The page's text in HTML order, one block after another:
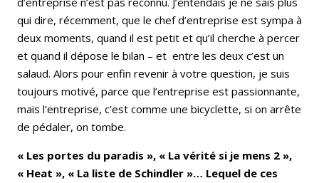
qui dire, récemment, que le chef d’entreprise est sympa à
deux moments, quand il est petit et qu’il cherche à percer
et quand il dépose le bilan – et entre les deux c’est un
salaud. Alors pour enfin revenir à votre question, je suis
toujours motivé, parce que l’entreprise est passionnante,
mais l’entreprise, c’est comme une bicyclette, si on arrête
de pédaler, on tombe.
« Les portes du paradis », « La vérité si je mens 2 »,
« Heat », « La liste de Schindler »… Lequel de ces